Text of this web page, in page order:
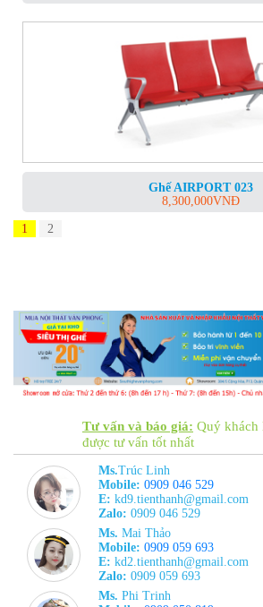
Ghế AIRPORT 023
8,300,000VNĐ
1 2
Tư vấn và báo giá: Quý khách
được tư vấn tốt nhất
Ms.Trúc Linh
Mobile: 0909 046 529
E: kd9.tienthanh@gmail.com
Zalo: 0909 046 529
Ms. Mai Thảo
Mobile: 0909 059 693
E: kd2.tienthanh@gmail.com
Zalo: 0909 059 693
Ms. Phi Trinh